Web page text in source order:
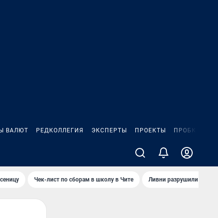
ВАЛЮТ РЕДКОЛЛЕГИЯ ЭКСПЕРТЫ ПРОЕКТЫ ПРОБКИ
Чек-лист по сборам в школу в Чите Ливни разрушили